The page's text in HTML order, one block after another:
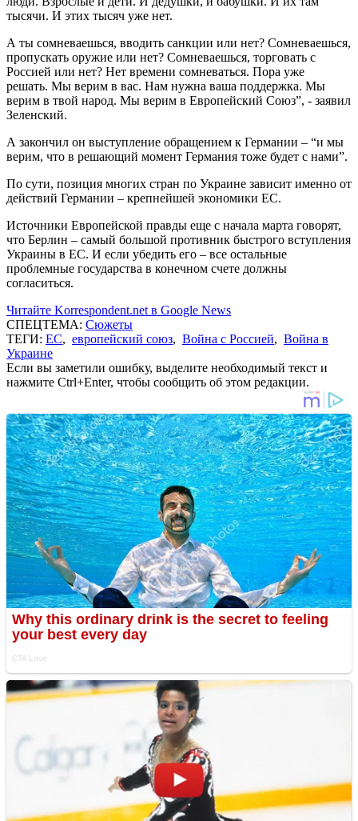
тысячи. И этих тысяч уже нет.
А ты сомневаешься, вводить санкции или нет? Сомневаешься,
пропускать оружие или нет? Сомневаешься, торговать с
Россией или нет? Нет времени сомневаться. Пора уже
решать. Мы верим в вас. Нам нужна ваша поддержка. Мы
верим в твой народ. Мы верим в Европейский Союз”, - заявил
Зеленский.
А закончил он выступление обращением к Германии – “и мы
верим, что в решающий момент Германия тоже будет с нами”.
По сути, позиция многих стран по Украине зависит именно от
действий Германии – крепнейшей экономики ЕС.
Источники Европейской правды еще с начала марта говорят,
что Берлин – самый большой противник быстрого вступления
Украины в ЕС. И если убедить его – все остальные
проблемные государства в конечном счете должны
согласиться.
Читайте Korrespondent.net в Google News
СПЕЦТЕМА: Сюжеты
ТЕГИ: ЕС, европейский союз, Война с Россией, Война в
Украине
Если вы заметили ошибку, выделите необходимый текст и
нажмите Ctrl+Enter, чтобы сообщить об этом редакции.